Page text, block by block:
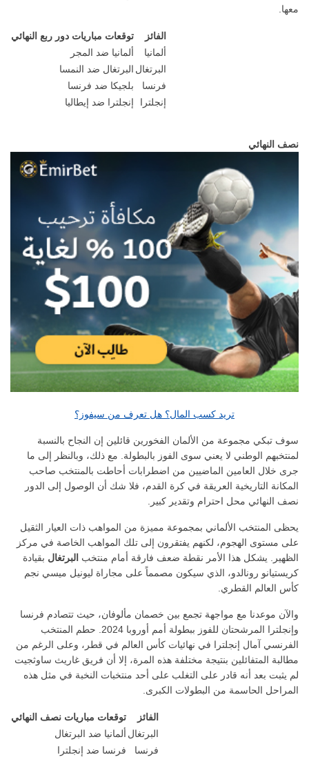
معها.
توقعات مباريات دور ربع النهائي
الفائز
ألمانيا ضد المجر
ألمانيا
البرتغال ضد النمسا البرتغال
بلجيكا ضد فرنسا
فرنسا
إنجلترا ضد إيطاليا
إنجلترا
نصف النهائي
تريد كسب المال؟ هل تعرف من سيفوز؟
سوف تبكي مجموعة من الألمان الفخورين قائلين إن النجاح بالنسبة
لمنتخبهم الوطني لا يعني سوى الفوز بالبطولة. مع ذلك، وبالنظر إلى ما
جرى خلال العامين الماضيين من اضطرابات أحاطت بالمنتخب صاحب
المكانة التاريخية العريقة في كرة القدم، فلا شك أن الوصول إلى الدور
نصف النهائي محل احترام وتقدير كبير.
يحظى المنتخب الألماني بمجموعة مميزة من المواهب ذات العيار الثقيل
على مستوى الهجوم، لكنهم يفتقرون إلى تلك المواهب الخاصة في مركز
الظهير. يشكل هذا الأمر نقطة ضعف فارقة أمام منتخب البرتغال بقيادة
كريستيانو رونالدو، الذي سيكون مصمماً على مجاراة ليونيل ميسي نجم
كأس العالم القطري.
والآن موعدنا مع مواجهة تجمع بين خصمان مألوفان، حيث تتصادم فرنسا
وإنجلترا المرشحتان للفوز ببطولة أمم أوروبا 2024. حطم المنتخب
الفرنسي آمال إنجلترا في نهائيات كأس العالم في قطر، وعلى الرغم من
مطالبة المتفائلين بنتيجة مختلفة هذه المرة، إلا أن فريق غاريث ساوثجيت
لم يثبت بعد أنه قادر على التغلب على أحد منتخبات النخبة في مثل هذه
المراحل الحاسمة من البطولات الكبرى.
توقعات مباريات نصف النهائي
الفائز
ألمانيا ضد البرتغال البرتغال
فرنسا ضد إنجلترا
فرنسا